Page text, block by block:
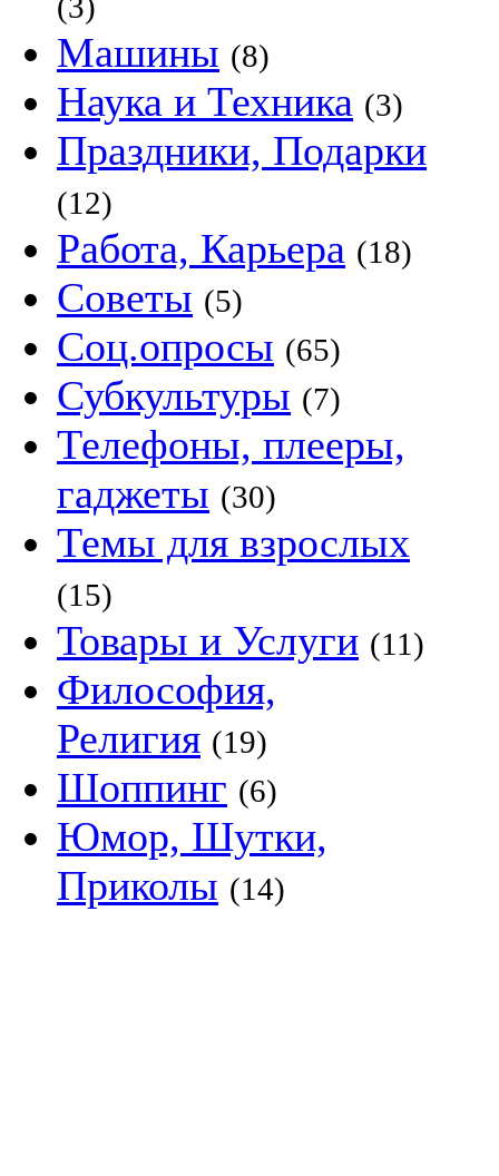
Машины (8)
Наука и Техника (3)
Праздники, Подарки
(12)
Работа, Карьера (18)
Советы (5)
Соц.опросы (65)
Субкультуры (7)
Телефоны, плееры,
гаджеты (30)
Темы для взрослых
(15)
Товары и Услуги (11)
Философия,
Религия (19)
Шоппинг (6)
Юмор, Шутки,
Приколы (14)